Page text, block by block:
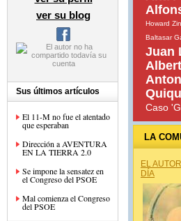
ver su blog
Sus últimos artículos
El 11-M no fue el atentado
que esperaban
Dirección a AVENTURA
EN LA TIERRA 2.0
Se impone la sensatez en
el Congreso del PSOE
Mal comienza el Congreso
del PSOE
Howard
Baltasar
Juan
Caso
LA
EL
DÍA